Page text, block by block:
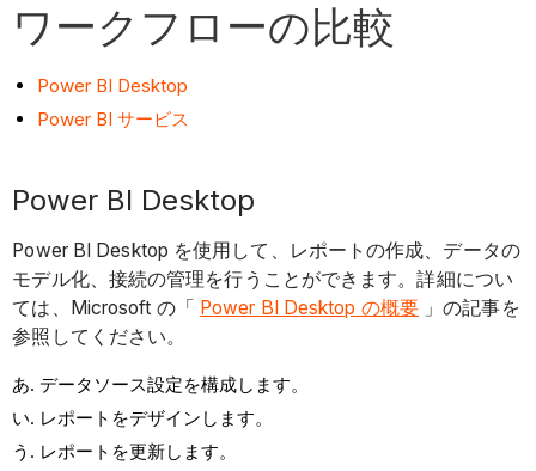
ワークフローの比較
Power BI Desktop
Power BI サービス
Power BI Desktop
Power BI Desktop を使用して、レポートの作成、データの
モデル化、接続の管理を行うことができます。詳細につい
ては、Microsoft の「
Power BI Desktop の概要 」の記事を
参照してください。
データソース設定を構成します。
レポートをデザインします。
レポートを更新します。